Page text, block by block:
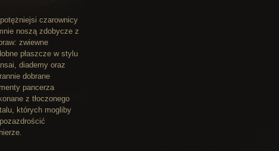
czarownicy
noszą zdobycze z
zwiewne
płaszcze w stylu
diademy oraz
dobrane
pancerza
z tłoczonego
których mogliby